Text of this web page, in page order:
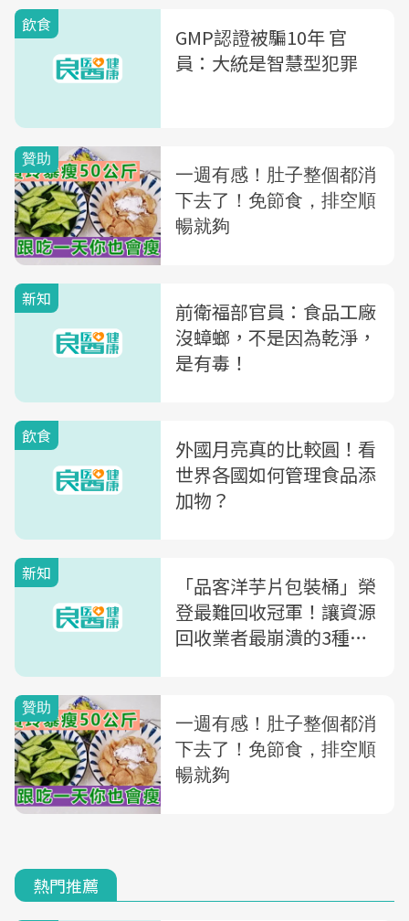
飲食
GMP認證被騙10年 官
員：大統是智慧型犯罪
新知
前衛福部官員：食品工廠
沒蟑螂，不是因為乾淨，
是有毒！
飲食
外國月亮真的比較圓！看
世界各國如何管理食品添
加物？
新知
「品客洋芋片包裝桶」榮
登最難回收冠軍！讓資源
回收業者最崩潰的3種產
熱門推薦